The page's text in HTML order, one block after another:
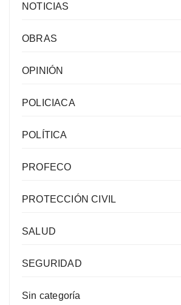
NOTICIAS
OBRAS
OPINIÓN
POLICIACA
POLÍTICA
PROFECO
PROTECCIÓN CIVIL
SALUD
SEGURIDAD
Sin categoría